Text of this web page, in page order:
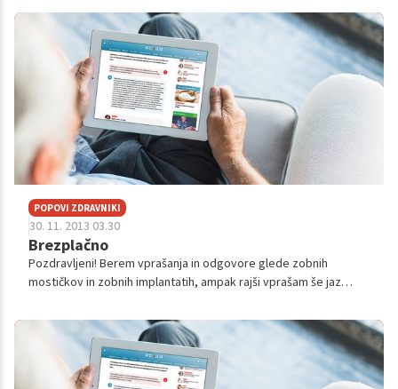
(mostiček-cena?) zgoraj pa...
POPOVI ZDRAVNIKI
30. 11. 2013 03.30
Brezplačno
Pozdravljeni! Berem vprašanja in odgovore glede zobnih
mostičkov in zobnih implantatih, ampak rajši vprašam še jaz
brezplačni...a to ...